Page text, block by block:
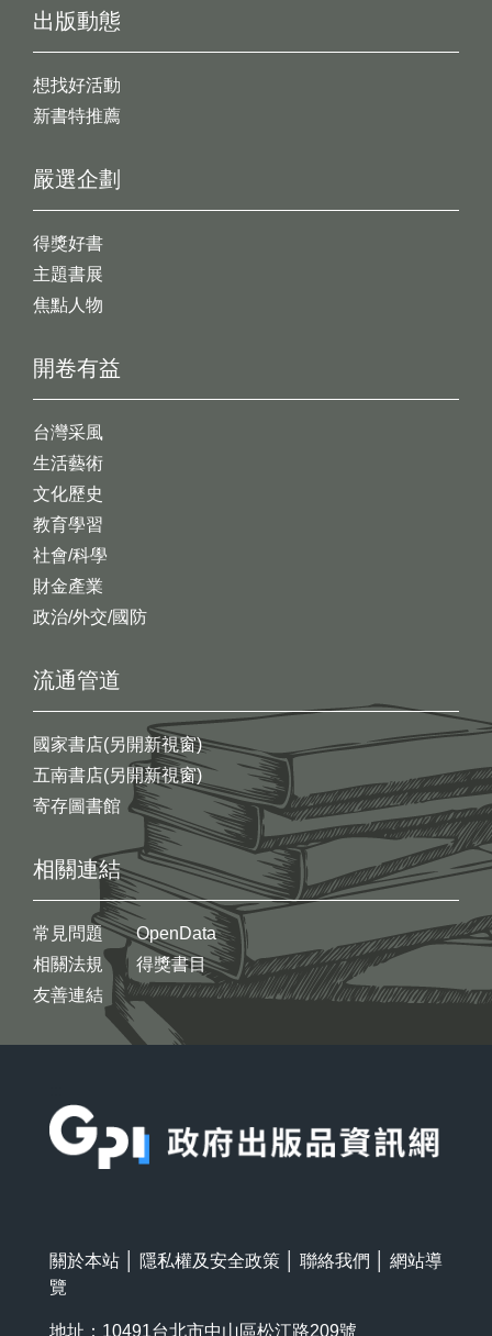
出版動態
想找好活動
新書特推薦
開卷有益
台灣采風
生活藝術
文化歷史
教育學習
社會/科學
財金產業
政治/外交/國防
嚴選企劃
得獎好書
主題書展
焦點人物
流通管道
國家書店(另開新視窗)
五南書店(另開新視窗)
寄存圖書館
相關連結
常見問題
相關法規
友善連結
OpenData
得獎書目
關於本站 隱私權及安全政策 聯絡我們
網站導
覽
地址：10491台北市中山區松江路209號